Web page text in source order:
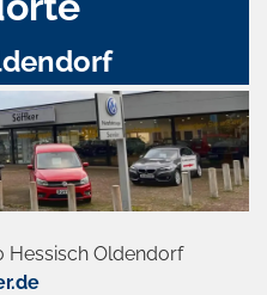
Hessisch Oldendorf